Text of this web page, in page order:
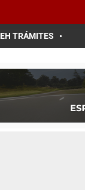
EH TRÁMITES